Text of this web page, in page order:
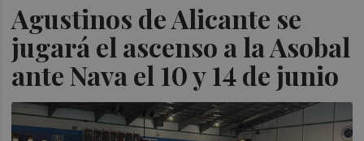
Agustinos de Alicante se
jugará el ascenso a la Asobal
ante Nava el 10 y 14 de junio